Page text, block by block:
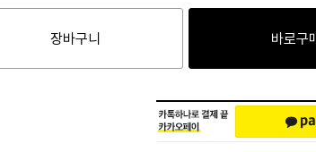
장바구니 바로구